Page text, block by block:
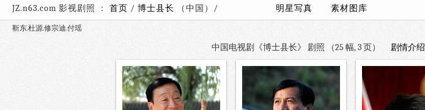
JZ.n63.com 影视剧照 ： 首页 / 博士县长 （中国）/ 明星写真 素材图库
靳东.杜源.修宗迪.付瑶
中国电视剧《博士县长》 剧照 （25 幅, 3 页） 剧情介绍